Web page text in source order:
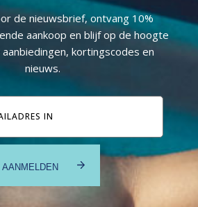
de nieuwsbrief, ontvang 10%
aankoop en blijf op de hoogte
kortingscodes en
nieuws.